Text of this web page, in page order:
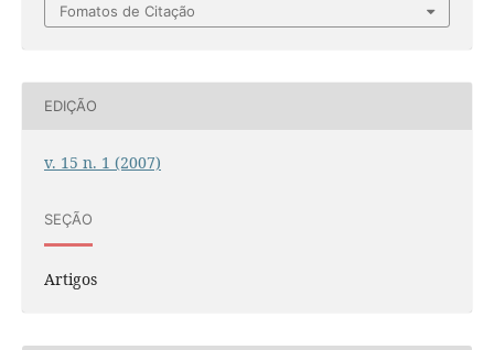
Fomatos de Citação
EDIÇÃO
v. 15 n. 1 (2007)
SEÇÃO
Artigos